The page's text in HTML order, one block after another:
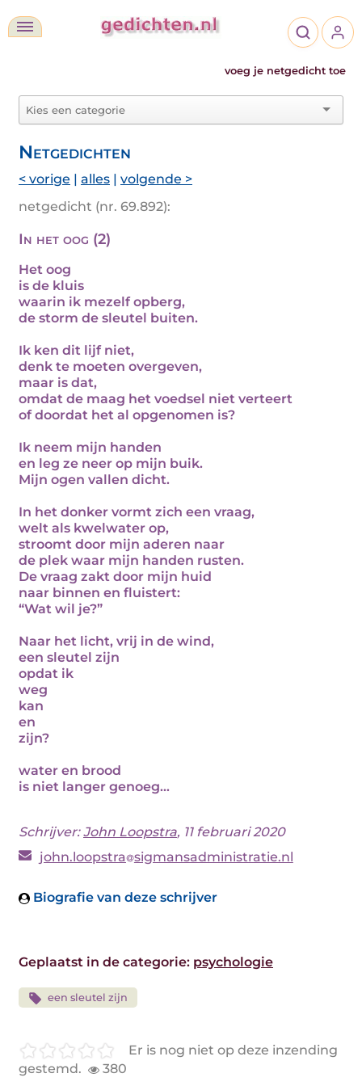
voeg je netgedicht toe
Netgedichten
< vorige | alles | volgende >
netgedicht (nr. 69.892):
In het oog (2)
Het oog
is de kluis
waarin ik mezelf opberg,
de storm de sleutel buiten.
Ik ken dit lijf niet,
denk te moeten overgeven,
maar is dat,
omdat de maag het voedsel niet verteert
of doordat het al opgenomen is?
Ik neem mijn handen
en leg ze neer op mijn buik.
Mijn ogen vallen dicht.
In het donker vormt zich een vraag,
welt als kwelwater op,
stroomt door mijn aderen naar
de plek waar mijn handen rusten.
De vraag zakt door mijn huid
naar binnen en fluistert:
“Wat wil je?”
Naar het licht, vrij in de wind,
een sleutel zijn
opdat ik
weg
kan
en
zijn?
water en brood
is niet langer genoeg...
Schrijver:John Loopstra, 11 februari 2020
john.loopstra sigmansadministratie.nl
Biografie van deze schrijver
Geplaatst in de categorie: psychologie
een sleutel zijn
Er is nog niet op deze inzending
gestemd.
380